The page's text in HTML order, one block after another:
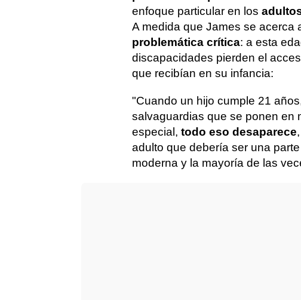
enfoque particular en los
A medida que James se acerca
problemática crítica: a esta
discapacidades pierden el
que recibían en su infancia:
"Cuando un hijo cumple 21
salvaguardias que se ponen en
especial, todo eso desaparece
adulto que debería ser una
moderna y la mayoría de las